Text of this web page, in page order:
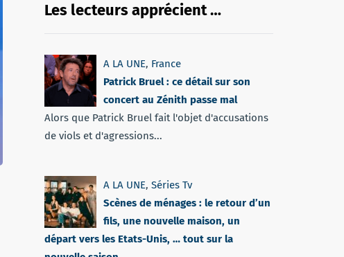
Les lecteurs apprécient …
A LA UNE, France
Patrick Bruel : ce détail sur son
concert au Zénith passe mal
Alors que Patrick Bruel fait l'objet d'accusations
de viols et d'agressions...
A LA UNE, Séries Tv
Scènes de ménages : le retour d’un
fils, une nouvelle maison, un
départ vers les Etats-Unis, … tout sur la